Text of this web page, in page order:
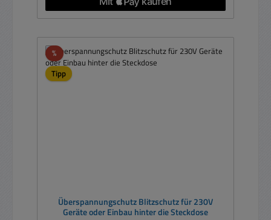
%Rabatt
Tipp
Überspannungschutz Blitzschutz für 230V
Geräte oder Einbau hinter die Steckdose